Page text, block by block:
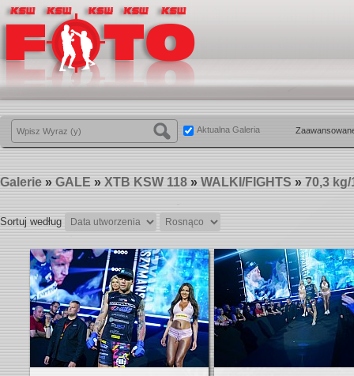
Aktualna Galeria
Galerie » GALE » XTB KSW 118 » WALKI/FIGHTS » 70,3
Sortuj według